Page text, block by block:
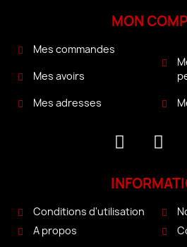
MON
Mes commandes
Mes avoirs
Mes adresses
Conditions d'utilisation
A propos